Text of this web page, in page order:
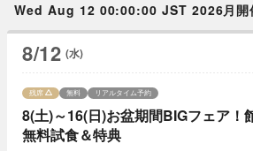
Wed Aug 12 00:00:00 JST 2026月開
8/12 (水)
8(土)～16(日)お盆期間BIGフェア！
無料試食＆特典
残席 無料 リアルタイム予約